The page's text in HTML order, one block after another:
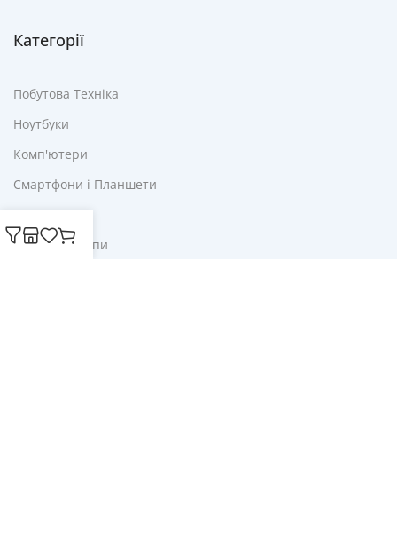
Категорії
Побутова Техніка
Ноутбуки
Комп'ютери
Смартфони і Планшети
Для Офісу
Ліхтарі і Лампи